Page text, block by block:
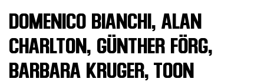
Archivi
del
Museo
Cosmo
Digitale
DOMENICO BIANCHI, ALAN
CHARLTON, GÜNTHER FÖRG,
BARBARA KRUGER, TOON